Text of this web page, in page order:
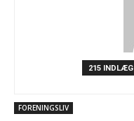
215 INDLÆG
FORENINGSLIV